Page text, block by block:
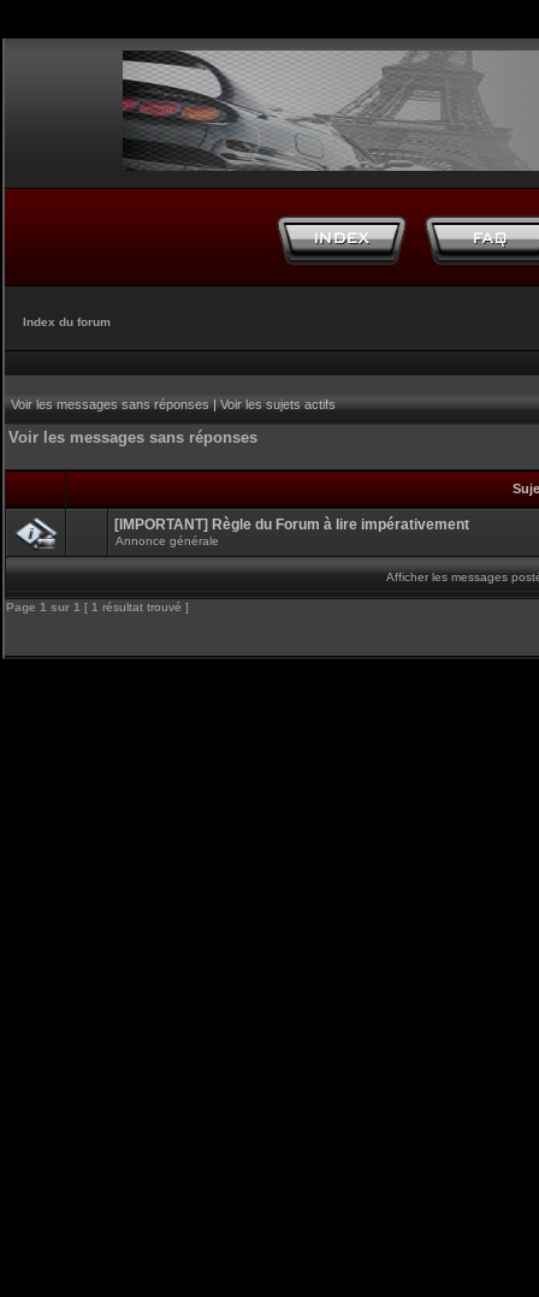
Index du forum
Voir les messages sans réponses|Voir les sujets actifs
Voir les messages sans réponses
[IMPORTANT] Règle du Forum à lire impérativement
Annonce générale
Afficher les messages
Page 1 sur 1 [ 1 résultat trouvé ]